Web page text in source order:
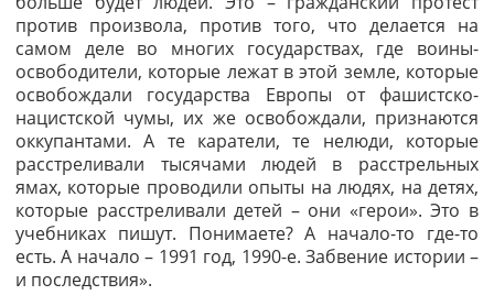
против произвола, против того, что делается на
самом деле во многих государствах, где воины-
освободители, которые лежат в этой земле, которые
освобождали государства Европы от фашистско-
нацистской чумы, их же освобождали, признаются
оккупантами. А те каратели, те нелюди, которые
расстреливали тысячами людей в расстрельных
ямах, которые проводили опыты на людях, на детях,
которые расстреливали детей – они «герои». Это в
учебниках пишут. Понимаете? А начало-то где-то
есть. А начало – 1991 год, 1990-е. Забвение истории –
и последствия».